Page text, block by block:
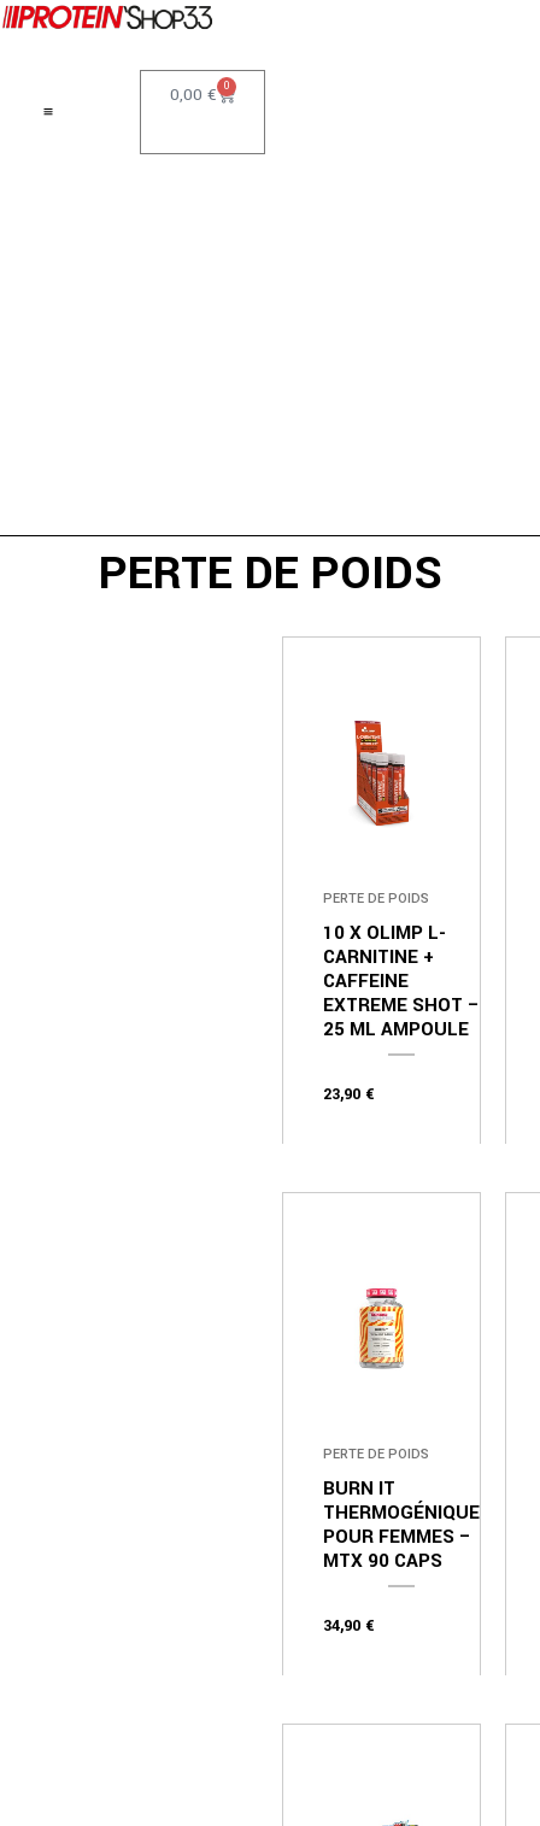
0,00€ 0
PERTE DE POIDS
PERTE DE POIDS
10 X OLIMP L-
CARNITINE +
CAFFEINE
EXTREME SHOT –
25 ML AMPOULE
23,90 €
PERTE DE POIDS
BURN IT
THERMOGÉNIQUE
POUR FEMMES –
MTX 90 CAPS
34,90 €